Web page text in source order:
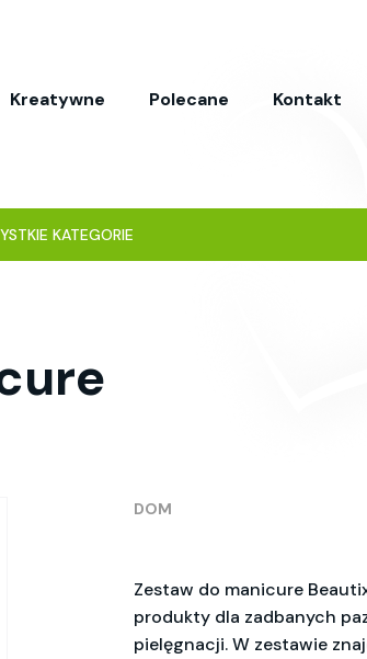
Kreatywne Polecane Kontakt
KATEGORIE
DOM
Zestaw do manicure
produkty dla zadbanych
pielęgnacji. W zestawie